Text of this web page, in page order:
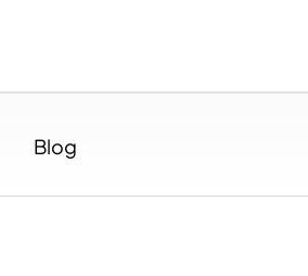
Blog